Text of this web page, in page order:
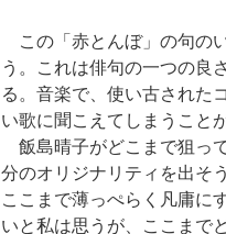
この「赤とんぼ」の句の
う。これは俳句の一つの良
る。音楽で、使い古された
い歌に聞こえてしまうこと
飯島晴子がどこまで狙っ
分のオリジナリティを出そ
ここまで薄っぺらく凡庸に
いと私は思うが、ここまで